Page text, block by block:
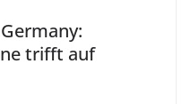
trifft auf